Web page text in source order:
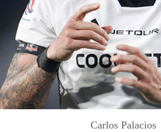
Carlos Palacios